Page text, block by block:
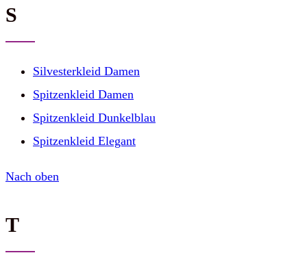
S
Silvesterkleid Damen
Spitzenkleid Damen
Spitzenkleid Dunkelblau
Spitzenkleid Elegant
Nach oben
T